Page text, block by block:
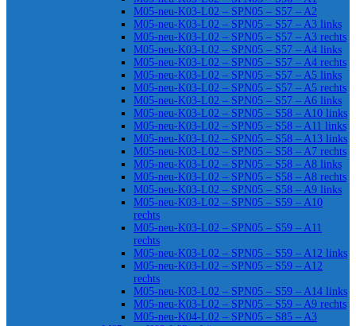
M05-neu-K03-L02 – SPN05 – S57 – A2
M05-neu-K03-L02 – SPN05 – S57 – A3 links
M05-neu-K03-L02 – SPN05 – S57 – A3 rechts
M05-neu-K03-L02 – SPN05 – S57 – A4 links
M05-neu-K03-L02 – SPN05 – S57 – A4 rechts
M05-neu-K03-L02 – SPN05 – S57 – A5 links
M05-neu-K03-L02 – SPN05 – S57 – A5 rechts
M05-neu-K03-L02 – SPN05 – S57 – A6 links
M05-neu-K03-L02 – SPN05 – S58 – A10 links
M05-neu-K03-L02 – SPN05 – S58 – A11 links
M05-neu-K03-L02 – SPN05 – S58 – A13 links
M05-neu-K03-L02 – SPN05 – S58 – A7 rechts
M05-neu-K03-L02 – SPN05 – S58 – A8 links
M05-neu-K03-L02 – SPN05 – S58 – A8 rechts
M05-neu-K03-L02 – SPN05 – S58 – A9 links
M05-neu-K03-L02 – SPN05 – S59 – A10
rechts
M05-neu-K03-L02 – SPN05 – S59 – A11
rechts
M05-neu-K03-L02 – SPN05 – S59 – A12 links
M05-neu-K03-L02 – SPN05 – S59 – A12
rechts
M05-neu-K03-L02 – SPN05 – S59 – A14 links
M05-neu-K03-L02 – SPN05 – S59 – A9 rechts
M05-neu-K04-L02 – SPN05 – S85 – A3